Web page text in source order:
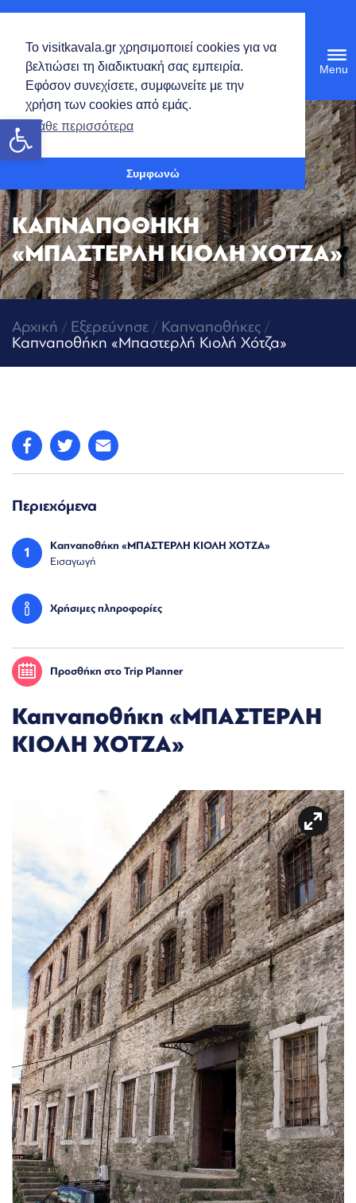
Το visitkavala.gr χρησιμοποιεί cookies για να
βελτιώσει τη διαδικτυακή σας εμπειρία.
Εφόσον συνεχίσετε, συμφωνείτε με την
χρήση των cookies από εμάς.
Μάθε περισσότερα
Συμφωνώ
Ανοίξτε τη γραμμή εργαλείων
ΚΑΠΝΑΠΟΘΗΚΗ
«ΜΠΑΣΤΕΡΛΗ ΚΙΟΛΗ ΧΟΤΖΑ»
Αρχική / Εξερεύνησε / Καπναποθήκες /
Καπναποθήκη «Μπαστερλή Κιολή Χότζα»
Περιεχόμενα
1 Καπναποθήκη «ΜΠΑΣΤΕΡΛΗ ΚΙΟΛΗ ΧΟΤΖΑ»
Εισαγωγή
Χρήσιμες πληροφορίες
Προσθήκη στο Trip Planner
Καπναποθήκη «ΜΠΑΣΤΕΡΛΗ
ΚΙΟΛΗ ΧΟΤΖΑ»